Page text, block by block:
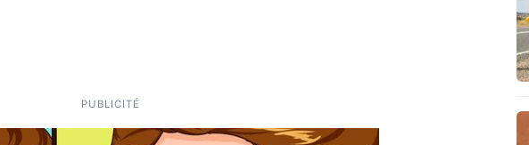
PUBLICITÉ